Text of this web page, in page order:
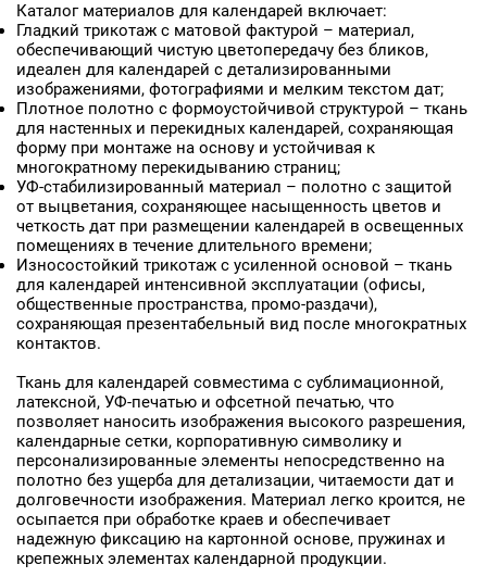
Каталог материалов для календарей включает:
Гладкий трикотаж с матовой фактурой – материал,
обеспечивающий чистую цветопередачу без бликов,
идеален для календарей с детализированными
изображениями, фотографиями и мелким текстом дат;
Плотное полотно с формоустойчивой структурой – ткань
для настенных и перекидных календарей, сохраняющая
форму при монтаже на основу и устойчивая к
многократному перекидыванию страниц;
УФ-стабилизированный материал – полотно с защитой
от выцветания, сохраняющее насыщенность цветов и
четкость дат при размещении календарей в освещенных
помещениях в течение длительного времени;
Износостойкий трикотаж с усиленной основой – ткань
для календарей интенсивной эксплуатации (офисы,
общественные пространства, промо-раздачи),
сохраняющая презентабельный вид после многократных
контактов.
Ткань для календарей совместима с сублимационной,
латексной, УФ-печатью и офсетной печатью, что
позволяет наносить изображения высокого разрешения,
календарные сетки, корпоративную символику и
персонализированные элементы непосредственно на
полотно без ущерба для детализации, читаемости дат и
долговечности изображения. Материал легко кроится, не
осыпается при обработке краев и обеспечивает
надежную фиксацию на картонной основе, пружинах и
крепежных элементах календарной продукции.